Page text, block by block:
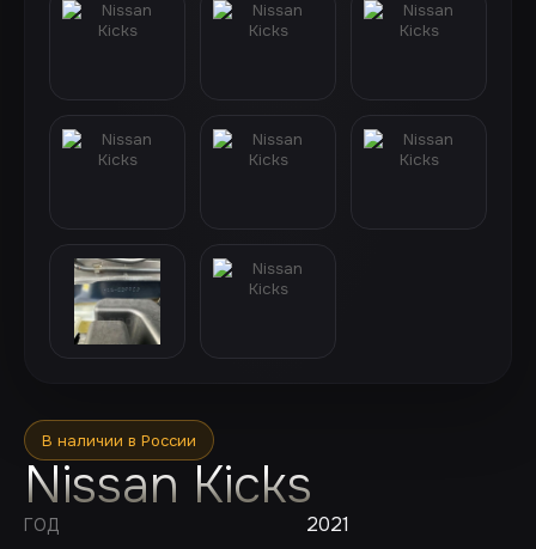
В наличии в России
Nissan Kicks
ГОД 2021